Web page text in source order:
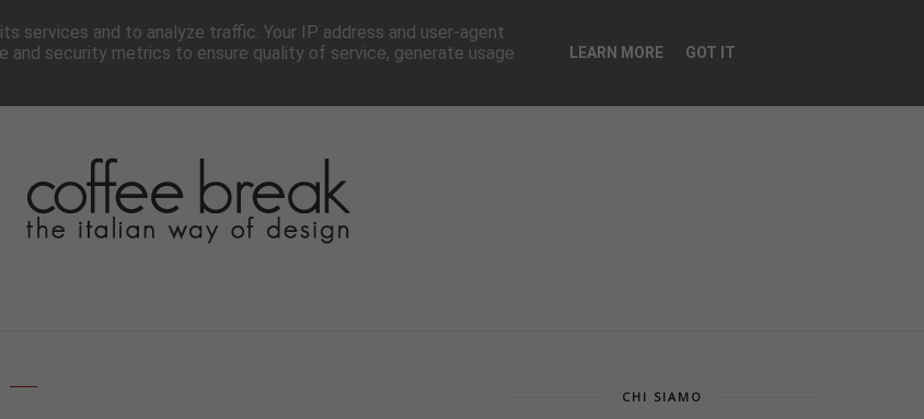
CHI SIAMO▼ PAGINE▼ COLLABORA PRESS CONTATTI
CHI SIAMO
services and to analyze traffic. Your IP address and user-agent
and security metrics to ensure quality of service, generate usage
LEARN MORE GOT IT